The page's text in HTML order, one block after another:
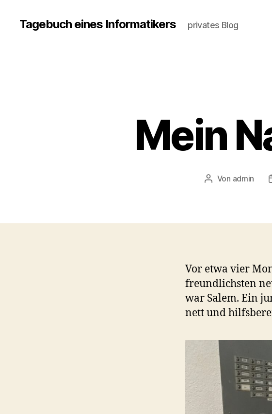
Tagebuch eines Informatikers privates Blog
Mein
Beitragsautor
Von admin
Vor etwa vier
freundlichsten
war Salem. Ein
nett und